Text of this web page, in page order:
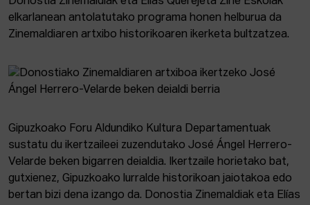
elkarlanean antolatutako programa honen helburua da
Zinemaldiaren artxibo historikoaren ikerketa bultzatzea.
Gipuzkoako Foru Aldundiko Kultura Departamentuak
sustatu du ikertzaileei zuzendutako José Ángel Herrero-
Velarde beken bigarren deialdia. Ikertzaile horietako bat,
gutxienez, Gipuzkoako lurralde historikoan jaiotakoa edo
bertan bizi dena izango da. Donostia Zinemaldiak eta Elías